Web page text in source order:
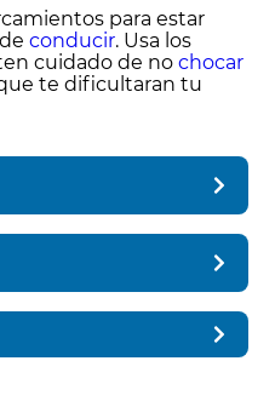
para estar
conducir. Usa los
cuidado de no chocar
te dificultaran tu